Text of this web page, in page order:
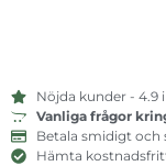
Nöjda kunder - 4.9
Vanliga frågor
Betala smidigt och
Hämta